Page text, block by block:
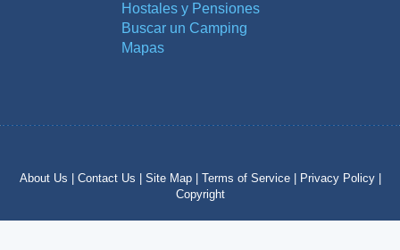
Hostales y Pensiones
Buscar un Camping
Mapas
About Us | Contact Us | Site Map | Terms of Service |
Privacy Policy |
Copyright